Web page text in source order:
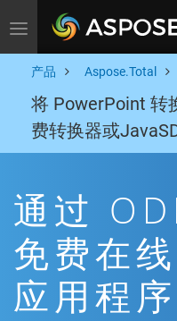
Toggle navigation
产品 Aspose.Total
将 PowerPoint 转
费转换器或
通过
免费在
应用程序